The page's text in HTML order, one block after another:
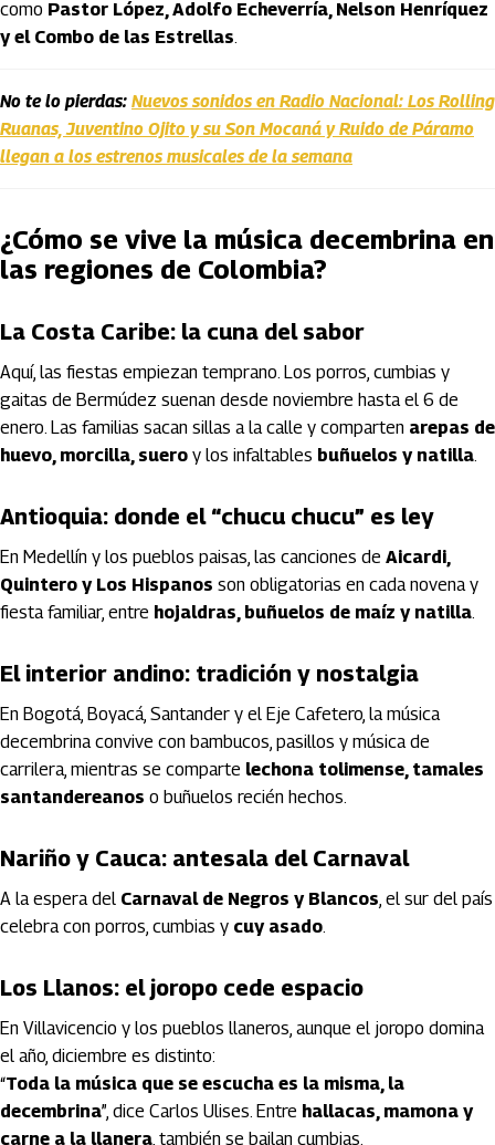
como Pastor López, Adolfo Echeverría, Nelson Henríquez
y el Combo de las Estrellas.
No te lo pierdas: Nuevos sonidos en Radio Nacional: Los Rolling
Ruanas, Juventino Ojito y su Son Mocaná y Ruido de Páramo
llegan a los estrenos musicales de la semana
¿Cómo se vive la música decembrina en
las regiones de Colombia?
La Costa Caribe: la cuna del sabor
Aquí, las fiestas empiezan temprano. Los porros, cumbias y
gaitas de Bermúdez suenan desde noviembre hasta el 6 de
enero. Las familias sacan sillas a la calle y comparten arepas de
huevo, morcilla, suero y los infaltables buñuelos y natilla.
Antioquia: donde el “chucu chucu” es ley
En Medellín y los pueblos paisas, las canciones de Aicardi,
Quintero y Los Hispanos son obligatorias en cada novena y
fiesta familiar, entre hojaldras, buñuelos de maíz y natilla.
El interior andino: tradición y nostalgia
En Bogotá, Boyacá, Santander y el Eje Cafetero, la música
decembrina convive con bambucos, pasillos y música de
carrilera, mientras se comparte lechona tolimense, tamales
santandereanos o buñuelos recién hechos.
Nariño y Cauca: antesala del Carnaval
A la espera del Carnaval de Negros y Blancos, el sur del país
celebra con porros, cumbias y cuy asado.
Los Llanos: el joropo cede espacio
En Villavicencio y los pueblos llaneros, aunque el joropo domina
el año, diciembre es distinto:
“Toda la música que se escucha es la misma, la
decembrina”, dice Carlos Ulises. Entre hallacas, mamona y
carne a la llanera, también se bailan cumbias.